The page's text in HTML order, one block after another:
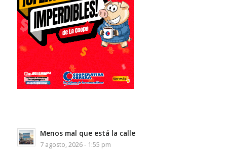
Menos mal que está la calle
7 agosto, 2026 - 1:55 pm